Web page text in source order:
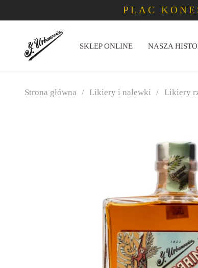
PLAC
SKLEP ONLINE NASZA
Strona główna / Likiery i nalewki / Likiery